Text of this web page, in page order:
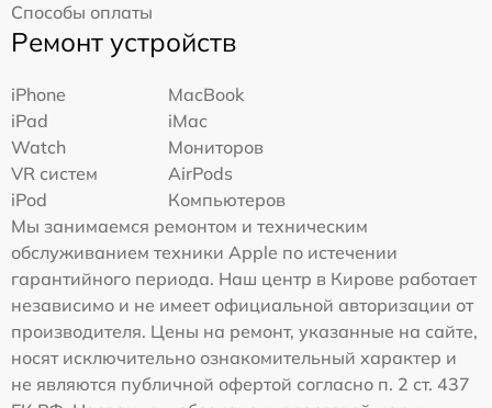
Способы оплаты
Ремонт устройств
iPhone
MacBook
iPad
iMac
Watch
Мониторов
VR систем
AirPods
iPod
Компьютеров
Мы занимаемся ремонтом и техническим
обслуживанием техники Apple по истечении
гарантийного периода. Наш центр в Кирове работает
независимо и не имеет официальной авторизации от
производителя. Цены на ремонт, указанные на сайте,
носят исключительно ознакомительный характер и
не являются публичной офертой согласно п. 2 ст. 437